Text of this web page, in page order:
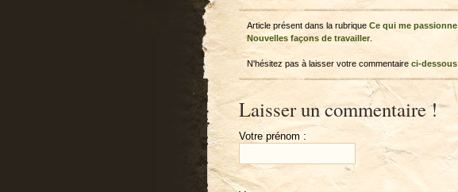
Article présent dans la rubrique Ce qui me passionne
Nouvelles façons de travailler
N'hésitez pas à laisser votre commentaire ci-dessous
Laisser un commentaire !
Votre prénom :